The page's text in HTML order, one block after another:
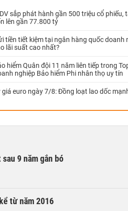
sắp phát hành gần 500 triệu cổ phiếu,
lên gần 77.800 tỷ
tiền tiết kiệm tại ngân hàng quốc doanh
lãi suất cao nhất?
hiểm Quân đội 11 năm liên tiếp trong
nghiệp Bảo hiểm Phi nhân thọ uy tín
giá euro ngày 7/8: Đồng loạt lao dốc
9 năm gắn bó
từ năm 2016